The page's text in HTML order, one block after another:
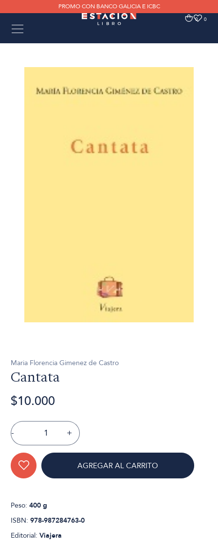
PROMO CON BANCO GALICIA E ICBC
0 0
Maria Florencia Gimenez de Castro
Cantata
$10.000
- +
AGREGAR AL CARRITO
Peso:400 g
ISBN:978-987284763-0
Editorial:Viajera